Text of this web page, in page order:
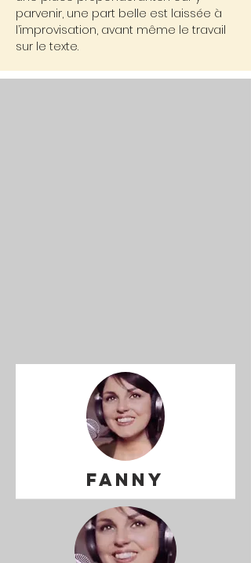
parvenir, une part belle est laissée à
l’improvisation, avant même le travail
sur le texte.
FANNY